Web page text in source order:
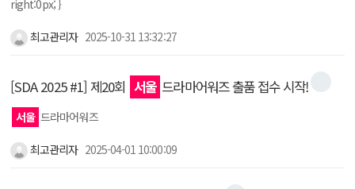
right:0px; }
최고관리자 2025-10-31 13:32:27
[SDA 2025 #1] 제20회 서울 드라마어워즈 출품 접수 시작!
서울 드라마어워즈
최고관리자 2025-04-01 10:00:09